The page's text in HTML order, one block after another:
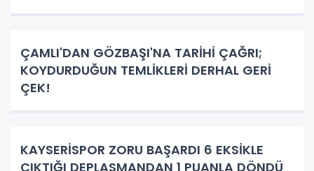
ÇAMLI'DAN GÖZBAŞI'NA TARİHİ ÇAĞRI;
KOYDURDUĞUN TEMLİKLERİ DERHAL GERİ
ÇEK!
KAYSERİSPOR ZORU BAŞARDI 6 EKSİKLE
ÇIKTIĞI DEPLASMANDAN 1 PUANLA DÖNDÜ